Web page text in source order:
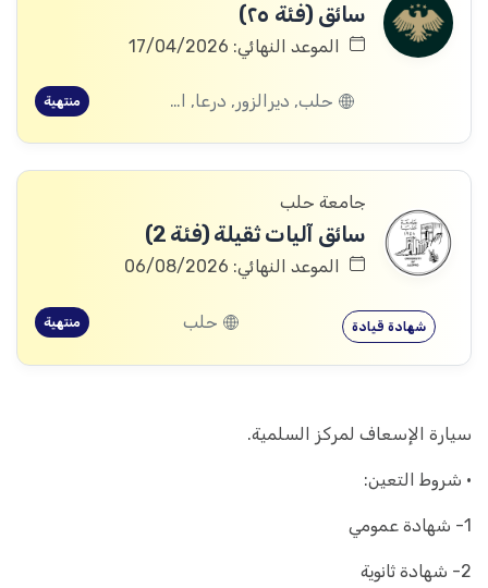
سائق (فئة ٢٥)
الموعد النهائي: 17/04/2026
حلب, ديرالزور, درعا, القنيطرة منتهية
جامعة حلب
سائق آليات ثقيلة (فئة 2)
الموعد النهائي: 06/08/2026
شهادة قيادة حلب منتهية
سيارة الإسعاف لمركز السلمية.
· شروط التعين:
1- شهادة عمومي
2- شهادة ثانوية